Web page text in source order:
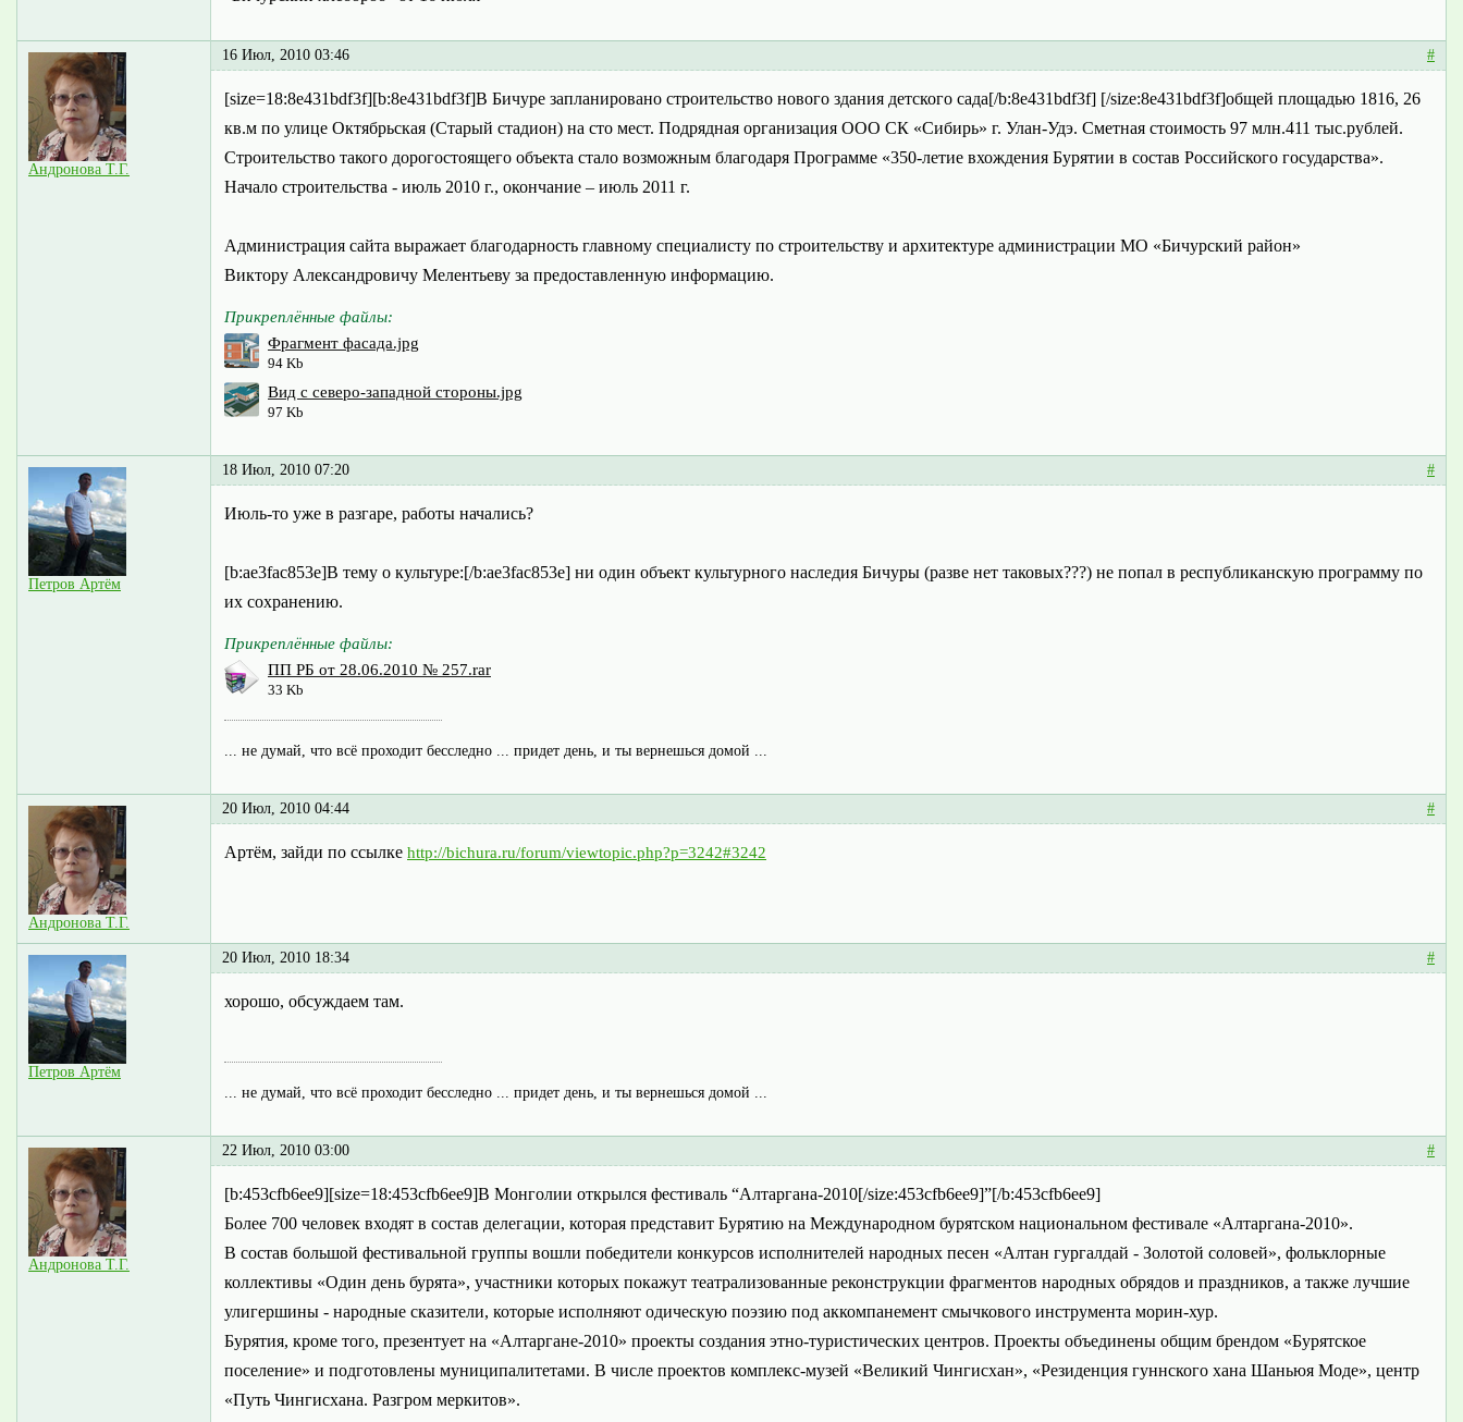
Андронова Т.Г.
16 Июл, 2010 03:46 #
[size=18:8e431bdf3f][b:8e431bdf3f]В Бичуре запланировано строительство нового здания детского сада[/b:8e431bdf3f] [/size:8e431bdf3f]общей площадью 1816, 26
кв.м по улице Октябрьская (Старый стадион) на сто мест. Подрядная организация ООО СК «Сибирь» г. Улан-Удэ. Сметная стоимость 97 млн.411 тыс.рублей.
Строительство такого дорогостоящего объекта стало возможным благодаря Программе «350-летие вхождения Бурятии в состав Российского государства».
Начало строительства - июль 2010 г., окончание – июль 2011 г.
Администрация сайта выражает благодарность главному специалисту по строительству и архитектуре администрации МО «Бичурский район»
Виктору Александровичу Мелентьеву за предоставленную информацию.
Прикреплённые файлы:
Фрагмент фасада.jpg
94 Kb
Вид с северо-западной стороны.jpg
97 Kb
Петров Артём
18 Июл, 2010 07:20 #
Июль-то уже в разгаре, работы начались?
[b:ae3fac853e]В тему о культуре:[/b:ae3fac853e] ни один объект культурного наследия Бичуры (разве нет таковых???) не попал в республиканскую программу по
их сохранению.
Прикреплённые файлы:
ПП РБ от 28.06.2010 № 257.rar
33 Kb
... не думай, что всё проходит бесследно ... придет день, и ты вернешься домой ...
Андронова Т.Г.
20 Июл, 2010 04:44 #
Артём, зайди по ссылке http://bichura.ru/forum/viewtopic.php?p=3242#3242
Петров Артём
20 Июл, 2010 18:34 #
хорошо, обсуждаем там.
... не думай, что всё проходит бесследно ... придет день, и ты вернешься домой ...
Андронова Т.Г.
22 Июл, 2010 03:00 #
[b:453cfb6ee9][size=18:453cfb6ee9]В Монголии открылся фестиваль “Алтаргана-2010[/size:453cfb6ee9]”[/b:453cfb6ee9]
Более 700 человек входят в состав делегации, которая представит Бурятию на Международном бурятском национальном фестивале «Алтаргана-2010».
В состав большой фестивальной группы вошли победители конкурсов исполнителей народных песен «Алтан гургалдай - Золотой соловей», фольклорные
коллективы «Один день бурята», участники которых покажут театрализованные реконструкции фрагментов народных обрядов и праздников, а также лучшие
улигершины - народные сказители, которые исполняют одическую поэзию под аккомпанемент смычкового инструмента морин-хур.
Бурятия, кроме того, презентует на «Алтаргане-2010» проекты создания этно-туристических центров. Проекты объединены общим брендом «Бурятское
поселение» и подготовлены муниципалитетами. В числе проектов комплекс-музей «Великий Чингисхан», «Резиденция гуннского хана Шаньюя Моде», центр
«Путь Чингисхана. Разгром меркитов».